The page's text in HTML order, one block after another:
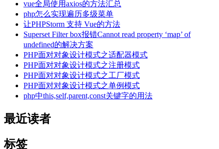
vue全局使用axios的方法汇总
php怎么实现遍历多级菜单
让PHPStorm 支持 Vue的方法
Superset Filter box报错Cannot read property ‘map’ of
undefined的解决方案
PHP面对对象设计模式之适配器模式
PHP面对对象设计模式之注册模式
PHP面对对象设计模式之工厂模式
PHP面对对象设计模式之单例模式
php中this,self,parent,const关键字的用法
最近读者
标签